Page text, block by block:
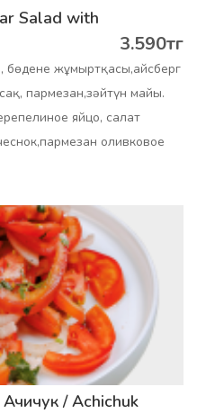
Salad with
3.590тг
бөдене жұмыртқасы,айсберг
пармезан,зәйтүн майы.
яйцо, салат
оливковое
/ Achichuk